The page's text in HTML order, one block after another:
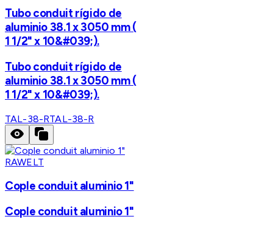
Tubo conduit rígido de
aluminio 38.1 x 3050 mm (
1 1/2" x 10&#039;).
Tubo conduit rígido de
aluminio 38.1 x 3050 mm (
1 1/2" x 10&#039;).
TAL-38-RTAL-38-R
RAWELT
Cople conduit aluminio 1"
Cople conduit aluminio 1"